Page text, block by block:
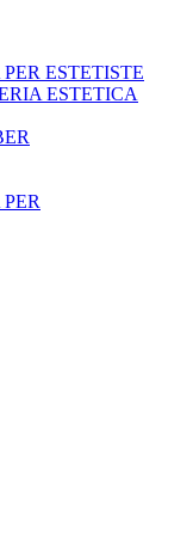
ESTETISTE
ESTETICA